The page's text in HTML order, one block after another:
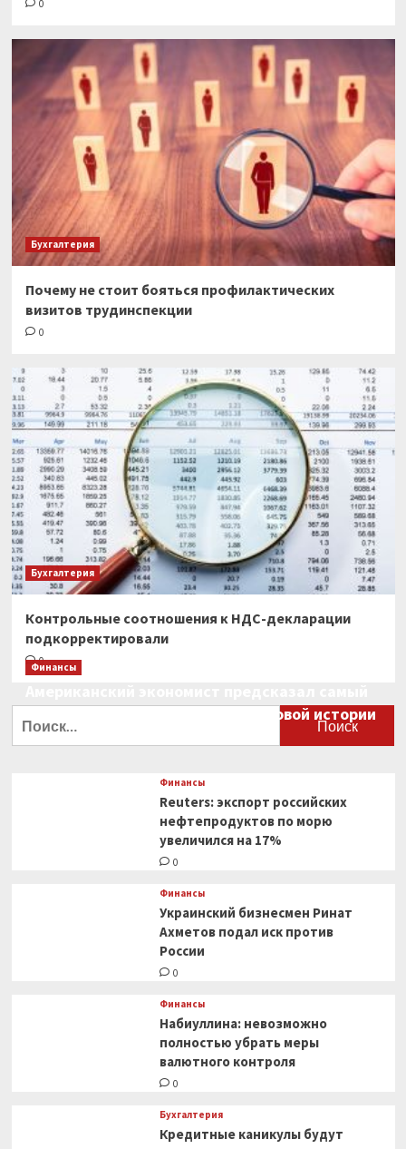
0
Бухгалтерия
Почему не стоит бояться профилактических
визитов трудинспекции
0
Бухгалтерия
Контрольные соотношения к НДС-декларации
подкорректировали
0
Финансы
большой финансовый крах в мировой истории
Финансы
Reuters: экспорт российских
нефтепродуктов по морю
увеличился на 17%
0
Финансы
Украинский бизнесмен Ринат
Ахметов подал иск против
России
0
Финансы
Набиуллина: невозможно
полностью убрать меры
валютного контроля
0
Бухгалтерия
Кредитные каникулы будут